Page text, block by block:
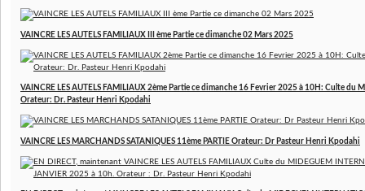
VAINCRE LES AUTELS FAMILIAUX III ème Partie ce dimanche 02 Mars 2025
VAINCRE LES AUTELS FAMILIAUX 2ème Partie ce dimanche 16 Fevrier 2025 à 10H: Culte du
Orateur: Dr. Pasteur Henri Kpodahi
VAINCRE LES MARCHANDS SATANIQUES 11ème PARTIE Orateur: Dr Pasteur Henri Kpodahi